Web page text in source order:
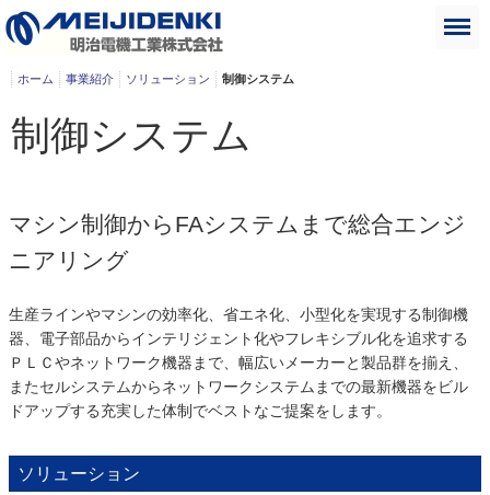
ホーム 事業紹介 ソリューション 制御システム
制御システム
マシン制御からFAシステムまで総合エンジ
ニアリング
生産ラインやマシンの効率化、省エネ化、小型化を実現する制御機
器、電子部品からインテリジェント化やフレキシブル化を追求する
ＰＬＣやネットワーク機器まで、幅広いメーカーと製品群を揃え、
またセルシステムからネットワークシステムまでの最新機器をビル
ドアップする充実した体制でベストなご提案をします。
ソリューション